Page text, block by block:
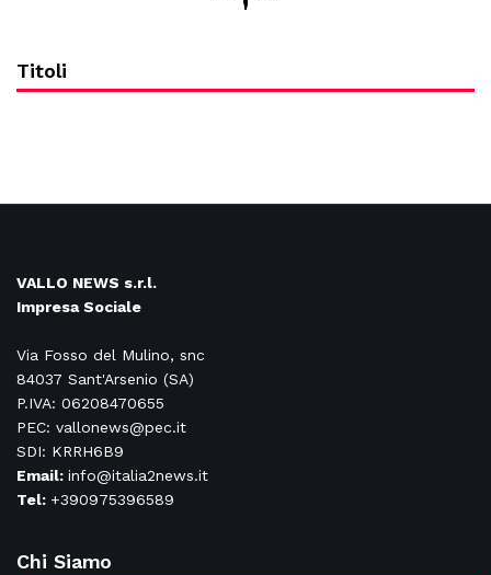
Titoli
VALLO NEWS s.r.l.
Impresa Sociale
Via Fosso del Mulino, snc
84037 Sant'Arsenio (SA)
P.IVA: 06208470655
PEC: vallonews@pec.it
SDI: KRRH6B9
Email: info@italia2news.it
Tel: +390975396589
Chi Siamo